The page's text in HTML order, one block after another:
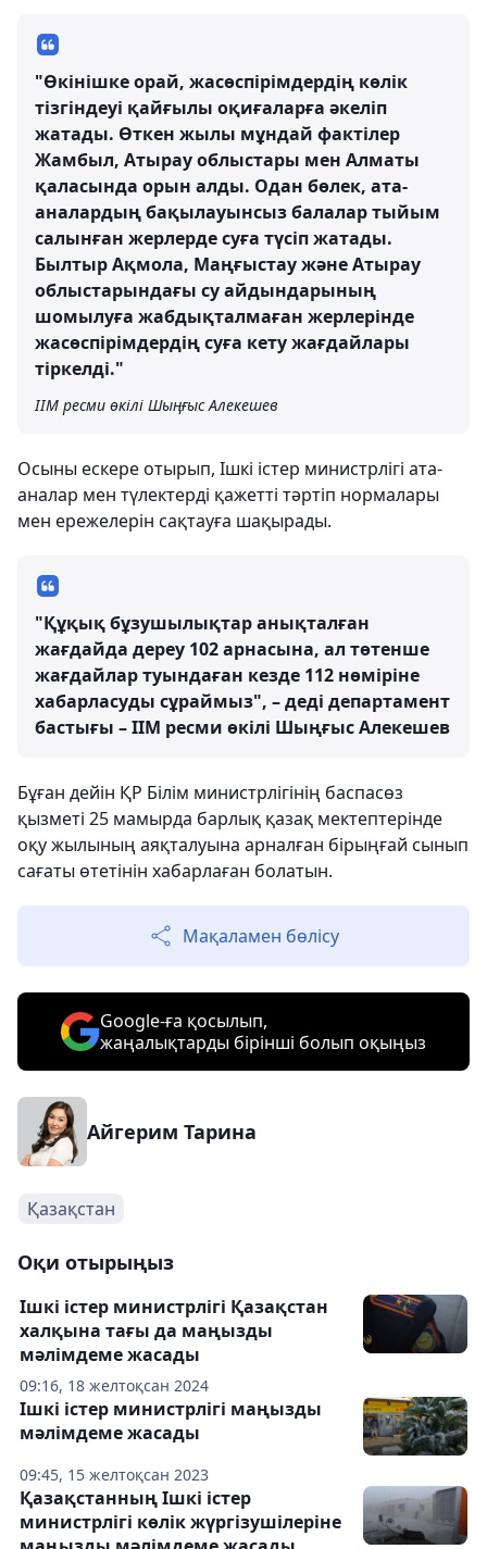
"Өкінішке орай, жасөспірімдердің көлік
тізгіндеуі қайғылы оқиғаларға әкеліп
жатады. Өткен жылы мұндай фактілер
Жамбыл, Атырау облыстары мен Алматы
қаласында орын алды. Одан бөлек, ата-
аналардың бақылауынсыз балалар тыйым
салынған жерлерде суға түсіп жатады.
Былтыр Ақмола, Маңғыстау және Атырау
облыстарындағы су айдындарының
шомылуға жабдықталмаған жерлерінде
жасөспірімдердің суға кету жағдайлары
тіркелді."
ІІМ ресми өкілі Шыңғыс Алекешев
Осыны ескере отырып, Ішкі істер министрлігі ата-
аналар мен түлектерді қажетті тәртіп нормалары
мен ережелерін сақтауға шақырады.
"Құқық бұзушылықтар анықталған
жағдайда дереу 102 арнасына, ал төтенше
жағдайлар туындаған кезде 112 нөміріне
хабарласуды сұраймыз", – деді департамент
бастығы – ІІМ ресми өкілі Шыңғыс Алекешев
Бұған дейін ҚР Білім министрлігінің баспасөз
қызметі 25 мамырда барлық қазақ мектептерінде
оқу жылының аяқталуына арналған бірыңғай сынып
сағаты өтетінін хабарлаған болатын.
Мақаламен бөлісу
Google-ға қосылып,
жаңалықтарды бірінші болып оқыңыз
Айгерим Тарина
Қазақстан
Оқи отырыңыз
09:16, 18 желтоқсан 2024
Ішкі істер министрлігі Қазақстан
халқына тағы да маңызды
мәлімдеме жасады
09:45, 15 желтоқсан 2023
Ішкі істер министрлігі маңызды
мәлімдеме жасады
Қазақстанның Ішкі істер
министрлігі көлік жүргізушілеріне